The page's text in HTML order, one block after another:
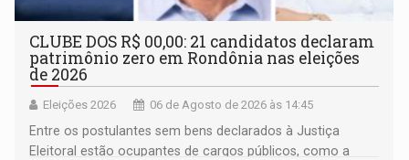
CLUBE DOS R$ 00,00: 21 candidatos declaram
patrimônio zero em Rondônia nas eleições
de 2026
Eleições 2026 06 de Agosto de 2026 às 14:45
Entre os postulantes sem bens declarados à Justiça
Eleitoral estão ocupantes de cargos públicos, como a